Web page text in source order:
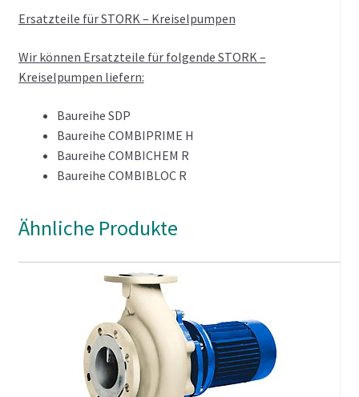
Ersatzteile für STORK – Kreiselpumpen
Wir können Ersatzteile für folgende STORK –
Kreiselpumpen liefern:
Baureihe SDP
Baureihe COMBIPRIME H
Baureihe COMBICHEM R
Baureihe COMBIBLOC R
Ähnliche Produkte